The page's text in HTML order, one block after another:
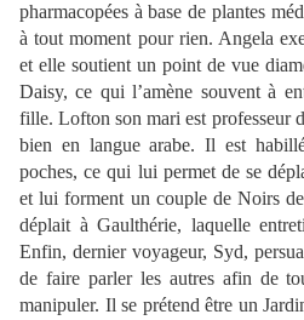
pharmacopées à base de plantes
à tout moment pour rien. Angela
et elle soutient un point de vue
Daisy, ce qui l’amène souvent à
fille. Lofton son mari est professeur
bien en langue arabe. Il est
poches, ce qui lui permet de se
et lui forment un couple de Noirs
déplait à Gaulthérie, laquelle
Enfin, dernier voyageur, Syd,
de faire parler les autres afin de
manipuler. Il se prétend être un